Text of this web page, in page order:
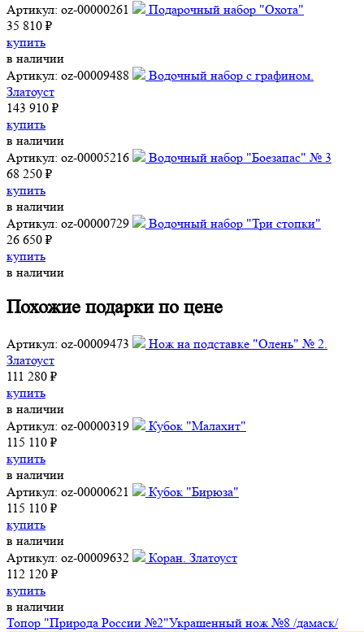
Артикул: oz-00000261
Подарочный набор "Охота"
35 810 ₽
купить
в наличии
Артикул: oz-00009488
Водочный набор с графином.
Златоуст
143 910 ₽
купить
в наличии
Артикул: oz-00005216
Водочный набор "Боезапас" № 3
68 250 ₽
купить
в наличии
Артикул: oz-00000729
Водочный набор "Три стопки"
26 650 ₽
купить
в наличии
Похожие подарки по цене
Артикул: oz-00009473
Нож на подставке "Олень" № 2.
Златоуст
111 280 ₽
купить
в наличии
Артикул: oz-00000319
Кубок "Малахит"
115 110 ₽
купить
в наличии
Артикул: oz-00000621
Кубок "Бирюза"
115 110 ₽
купить
в наличии
Артикул: oz-00009632
Коран. Златоуст
112 120 ₽
купить
в наличии
Топор "Природа России №2"Украшенный нож №8 /дамаск/